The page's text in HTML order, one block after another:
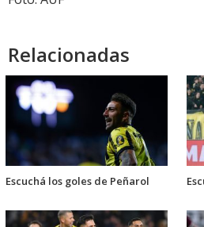
Relacionadas
Escuchá los goles de Peñarol